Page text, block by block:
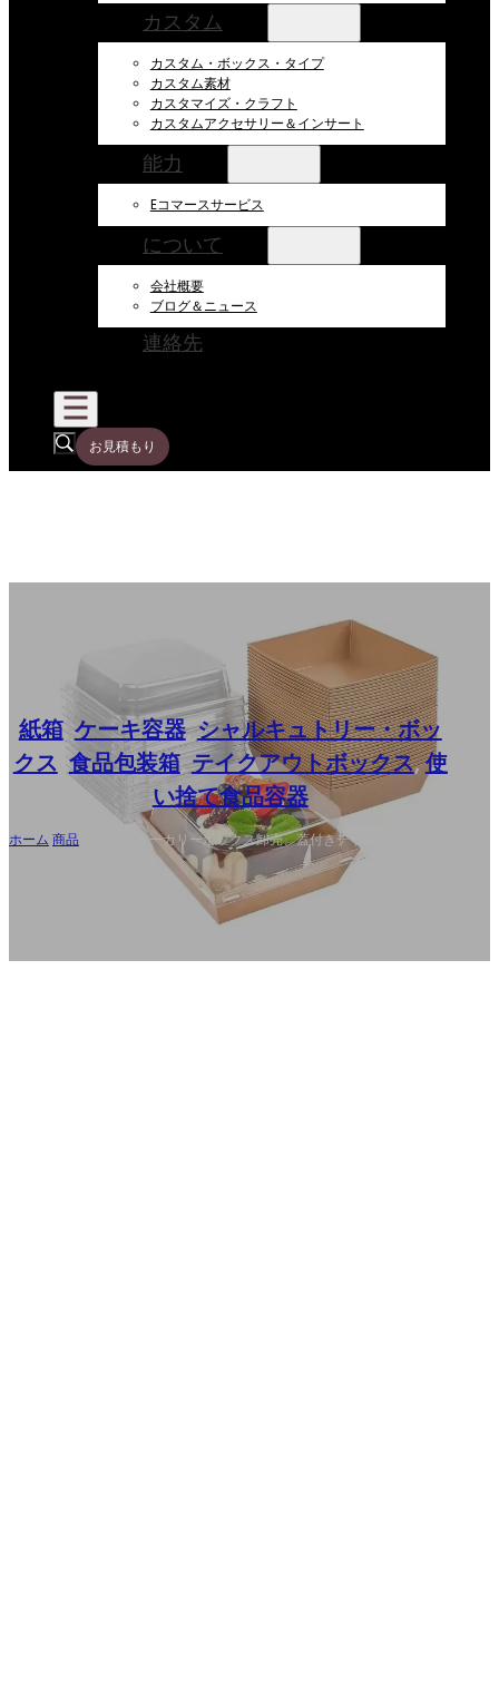
カスタム
カスタム・ボックス・タイプ
カスタム素材
カスタマイズ・クラフト
カスタムアクセサリー＆インサート
能力
Eコマースサービス
について
会社概要
ブログ＆ニュース
連絡先
お見積もり
紙箱,ケーキ容器,シャルキュトリー・ボッ
クス ,食品包装箱,テイクアウトボックス,使
い捨て食品容器
ホーム 商品 クラフトベーカリーボックス卸売、蓋付きデザート包装